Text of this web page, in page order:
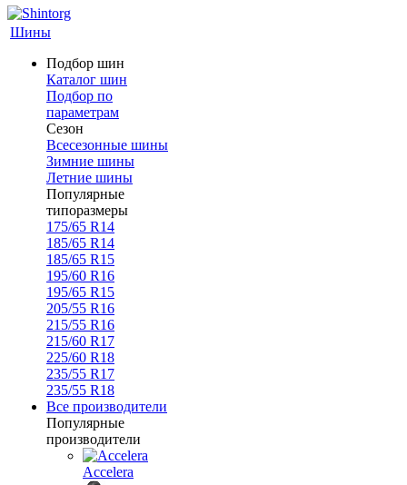
Шины
Подбор шин
Каталог шин
Подбор по
параметрам
Сезон
Всесезонные шины
Зимние шины
Летние шины
Популярные
типоразмеры
175/65 R14
185/65 R14
185/65 R15
195/60 R16
195/65 R15
205/55 R16
215/55 R16
215/60 R17
225/60 R18
235/55 R17
235/55 R18
Все производители
Популярные
производители
Accelera